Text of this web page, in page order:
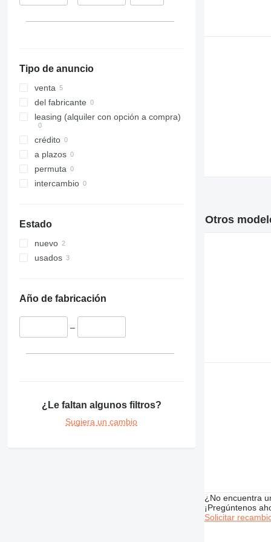
330
336
340
345
350
365
374
375
422
424
430
432
777
Tipo de anuncio
venta
del fabricante
leasing (alquiler con opción a compra)
crédito
a plazos
permuta
intercambio
Estado
nuevo
usados
Año de fabricación
–
¿Le faltan algunos filtros?
Sugiera un cambio
Otros
¿No encuentra
¡Pregúntenos
Solicitar